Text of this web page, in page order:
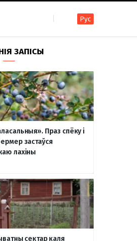
F
a
c
e
o
I
n
s
t
g
T
e
l
e
r
R
S
S
Y
o
u
T
b
В
к
о
н
а
Рус
ЗАПІСЫ
Праз спёку і
застаўся
лахіны
сектар каля